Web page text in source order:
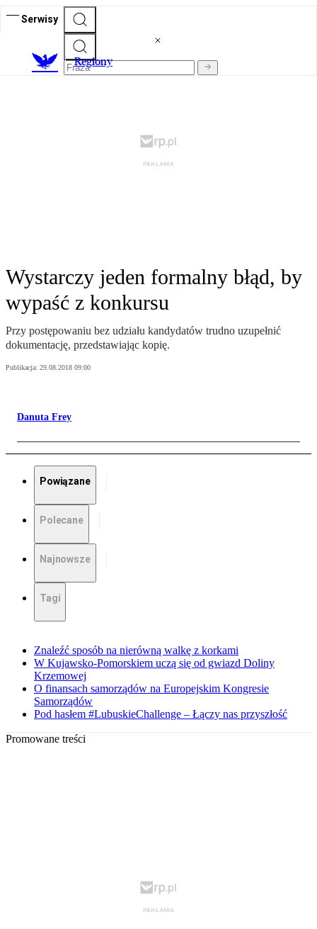
Serwisy
Regiony
Wystarczy jeden formalny błąd, by
wypaść z konkursu
Przy postępowaniu bez udziału kandydatów trudno uzupełnić
dokumentację, przedstawiając kopię.
Publikacja: 29.08.2018 09:00
Danuta Frey
Powiązane
Polecane
Najnowsze
Tagi
Znaleźć sposób na nierówną walkę z korkami
W Kujawsko-Pomorskiem uczą się od gwiazd Doliny
Krzemowej
O finansach samorządów na Europejskim Kongresie
Samorządów
Pod hasłem #LubuskieChallenge – Łączy nas przyszłość
Promowane treści